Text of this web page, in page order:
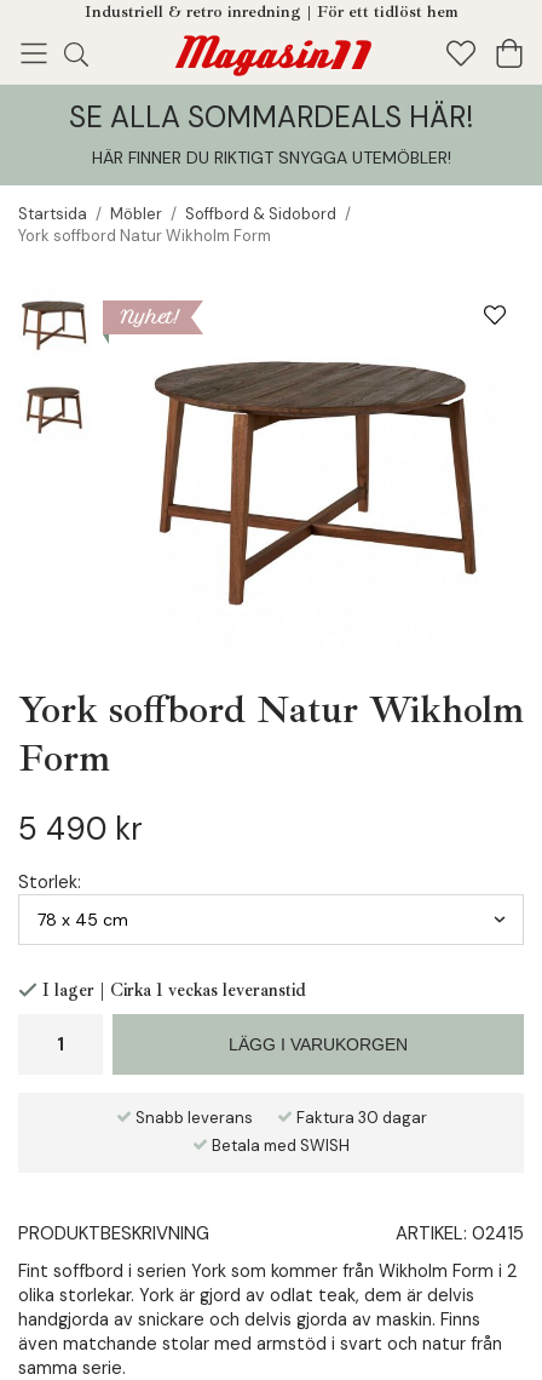
Industriell & retro inredning | För ett tidlöst hem
Enjoy! Tillagt i din varukorg
SE ALLA SOMMARDEALS HÄR!
HÄR FINNER DU RIKTIGT SNYGGA UTEMÖBLER!
Startsida / Möbler / Soffbord & Sidobord /
York soffbord Natur Wikholm Form
Nyhet!
York soffbord Natur Wikholm
Form
5 490 kr
Storlek:
I lager | Cirka 1 veckas leveranstid
LÄGG I VARUKORGEN
Snabb leverans
Faktura 30 dagar
Betala med SWISH
PRODUKTBESKRIVNING ARTIKEL: 02415
Fint soffbord i serien York som kommer från Wikholm Form i 2
olika storlekar. York är gjord av odlat teak, dem är delvis
handgjorda av snickare och delvis gjorda av maskin. Finns
även matchande stolar med armstöd i svart och natur från
samma serie.